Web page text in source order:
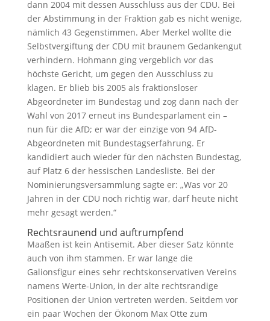
dann 2004 mit dessen Ausschluss aus der CDU. Bei
der Abstimmung in der Fraktion gab es nicht wenige,
nämlich 43 Gegenstimmen. Aber Merkel wollte die
Selbstvergiftung der CDU mit braunem Gedankengut
verhindern. Hohmann ging vergeblich vor das
höchste Gericht, um gegen den Ausschluss zu
klagen. Er blieb bis 2005 als fraktionsloser
Abgeordneter im Bundestag und zog dann nach der
Wahl von 2017 erneut ins Bundesparlament ein –
nun für die AfD; er war der einzige von 94 AfD-
Abgeordneten mit Bundestagserfahrung. Er
kandidiert auch wieder für den nächsten Bundestag,
auf Platz 6 der hessischen Landesliste. Bei der
Nominierungsversammlung sagte er: „Was vor 20
Jahren in der CDU noch richtig war, darf heute nicht
mehr gesagt werden.“
Rechtsraunend und auftrumpfend
Maaßen ist kein Antisemit. Aber dieser Satz könnte
auch von ihm stammen. Er war lange die
Galionsfigur eines sehr rechtskonservativen Vereins
namens Werte-Union, in der alte rechtsrandige
Positionen der Union vertreten werden. Seitdem vor
ein paar Wochen der Ökonom Max Otte zum